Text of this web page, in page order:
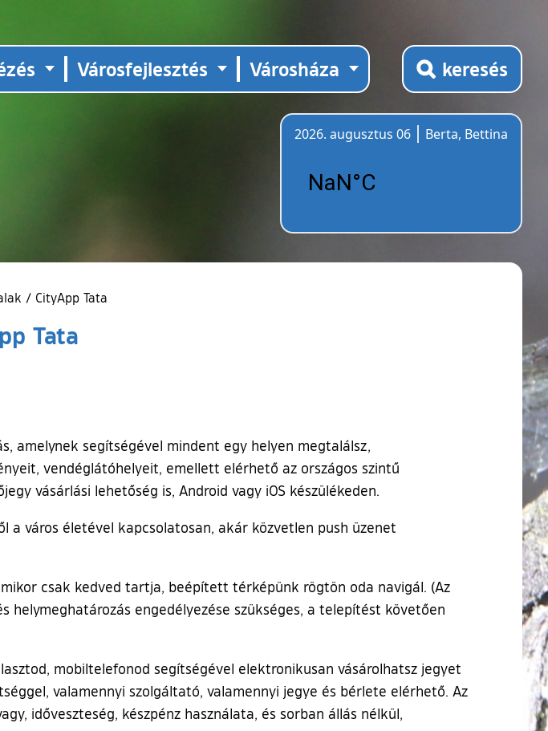
Városfejlesztés Városháza keresés
2026. augusztus 06
Berta, Bettina
/ CityApp Tata
Tata
amelynek segítségével mindent egy helyen megtalálsz,
vendéglátóhelyeit, emellett elérhető az országos szintű
vásárlási lehetőség is, Android vagy iOS készülékeden.
a város életével kapcsolatosan, akár közvetlen push üzenet
csak kedved tartja, beépített térképünk rögtön oda navigál. (Az
helymeghatározás engedélyezése szükséges, a telepítést követően
mobiltelefonod segítségével elektronikusan vásárolhatsz jegyet
valamennyi szolgáltató, valamennyi jegye és bérlete elérhető. Az
időveszteség, készpénz használata, és sorban állás nélkül,